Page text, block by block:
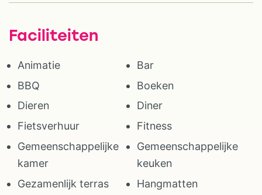
Faciliteiten
Animatie
Bar
BBQ
Boeken
Dieren
Diner
Fietsverhuur
Fitness
Gemeenschappelijke
kamer
Gemeenschappelijke
keuken
Gezamenlijk terras
Hangmatten